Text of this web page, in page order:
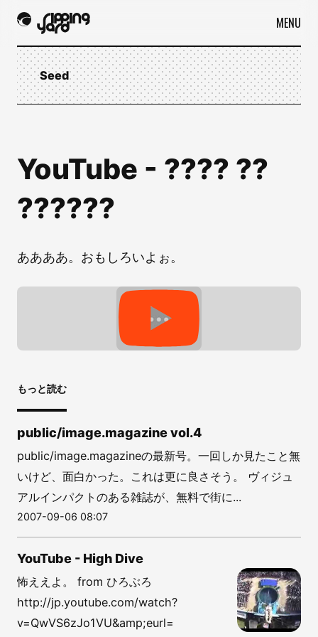
MENU
Seed
YouTube - ???? ??
??????
ああああ。おもしろいよぉ。
もっと読む
public/image.magazine vol.4
public/image.magazineの最新号。一回しか見たこと無
いけど、面白かった。これは更に良さそう。 ヴィジュ
アルインパクトのある雑誌が、無料で街に...
2007-09-06 08:07
YouTube - High Dive
怖ええよ。 from ひろぶろ
http://jp.youtube.com/watch?
v=QwVS6zJo1VU&amp;eurl=